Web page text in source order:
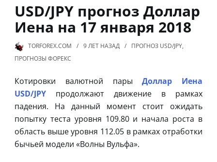
USD/JPY прогноз Доллар
Иена на 17 января 2018
TORFOREX.COM 9 ЛЕТ НАЗАД ПРОГНОЗ USD/JPY,
ПРОГНОЗЫ ФОРЕКС
Котировки валютной парыДоллар Иена
USD/JPY продолжают движение в рамках
падения. На данный момент стоит ожидать
попытку теста уровня 109.80 и начала роста в
область выше уровня 112.05 в рамках отработки
бычьей модели «Волны Вульфа».